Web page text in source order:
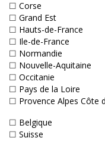
☐ Corse
☐ Grand Est
☐ Hauts-de-France
☐ Ile-de-France
☐ Normandie
☐ Nouvelle-Aquitaine
☐ Occitanie
☐ Pays de la Loire
☐ Provence Alpes Côte
☐ Belgique
☐ Suisse